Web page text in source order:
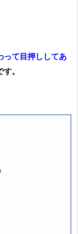
って目押ししてあ
。